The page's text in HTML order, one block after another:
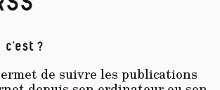
c’est ?
de suivre les publications